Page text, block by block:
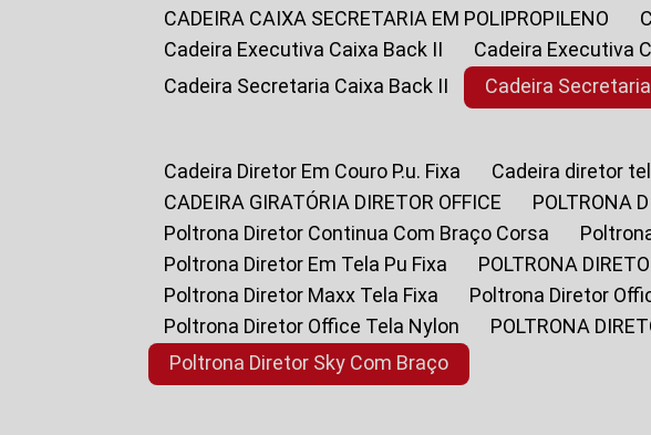
CADEIRA CAIXA SECRETARIA EM POLIPROPILENO
Cadeira Executiva Caixa Back II
Cadeira Executiva
Cadeira Secretaria Caixa Back II
Cadeira
Cadeira Diretor Em Couro P.u. Fixa
Cadeira diretor
CADEIRA GIRATÓRIA DIRETOR OFFICE
POLTRONA
Poltrona Diretor Continua Com Braço Corsa
Poltrona Diretor Em Tela Pu Fixa
POLTRONA
Poltrona Diretor Maxx Tela Fixa
Poltrona Diretor
Poltrona Diretor Office Tela Nylon
POLTRONA
Poltrona Diretor Sky Com Braço